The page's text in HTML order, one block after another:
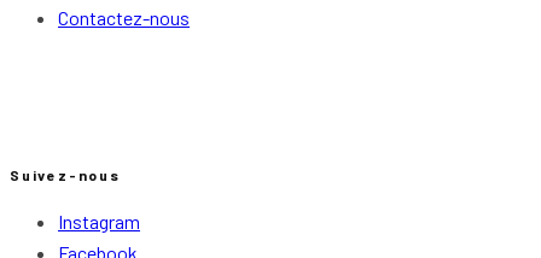
Contactez-nous
Suivez-nous
Instagram
Facebook